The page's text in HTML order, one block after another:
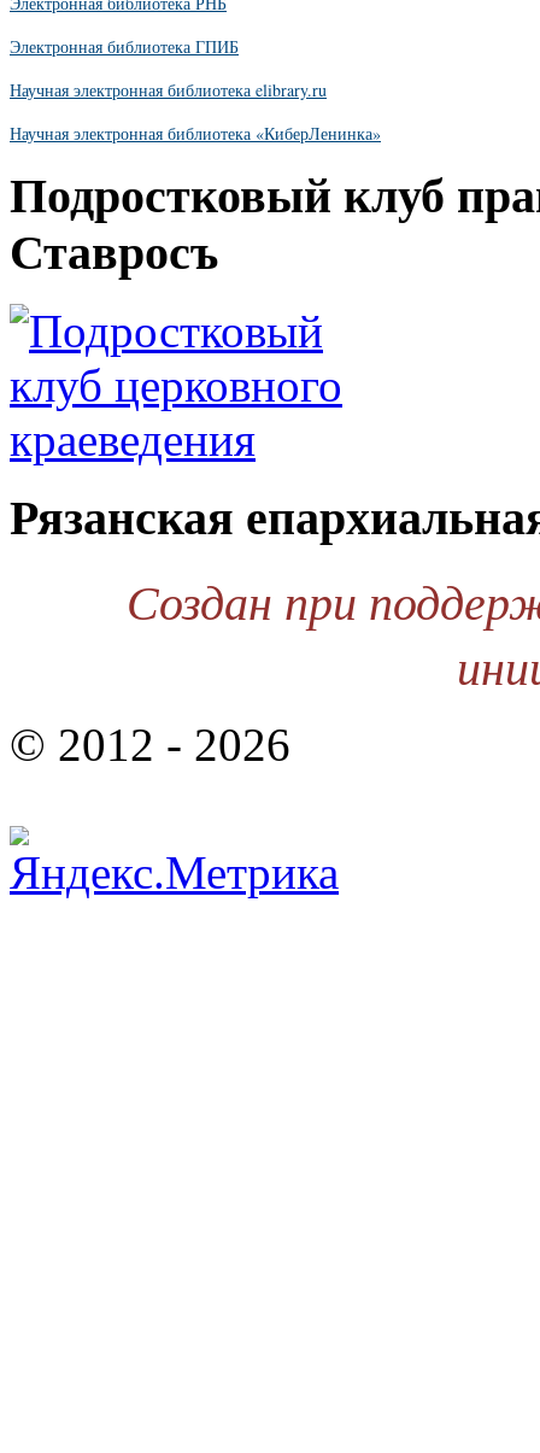
Электронная библиотека ГПИБ
Научная электронная библиотека elibrary.ru
Научная электронная библиотека «КиберЛенинка»
Подростковый клуб
Ставросъ
Рязанская
Создан при
© 2012 - 2026